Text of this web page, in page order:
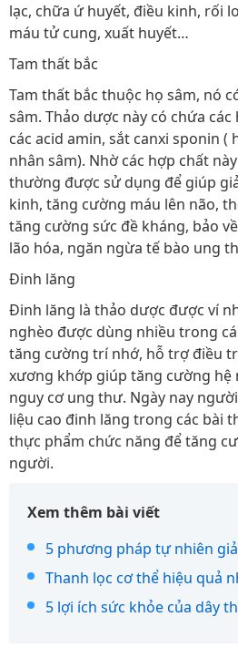
lạc, chữa ứ huyết, điều kinh, rối
máu tử cung, xuất huyết…
Tam thất bắc
Tam thất bắc thuộc họ sâm, nó
sâm. Thảo dược này có chứa
các acid amin, sắt canxi sponin (
nhân sâm). Nhờ các hợp chất
thường được sử dụng để giúp
kinh, tăng cường máu lên não,
tăng cường sức đề kháng, bảo
lão hóa, ngăn ngừa tế bào ung
Đinh lăng
Đinh lăng là thảo dược được ví
nghèo được dùng nhiều trong
tăng cường trí nhớ, hỗ trợ điều
xương khớp giúp tăng cường hệ
nguy cơ ung thư. Ngày nay
liệu cao đinh lăng trong các bài
thực phẩm chức năng để tăng
người.
Xem thêm bài viết
5 phương pháp tự nhiên
Thanh lọc cơ thể hiệu quả
5 lợi ích sức khỏe của dây